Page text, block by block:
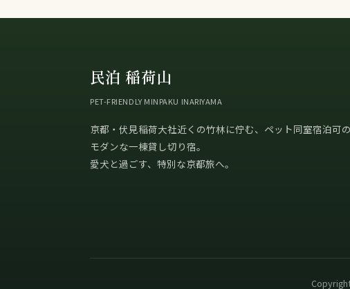
民泊 稲荷山
PET-FRIENDLY MINPAKU INARIYAMA
京都・伏見稲荷大社近くの竹林に佇む、ペット同室宿泊可
モダンな一棟貸し切り宿。
愛犬と過ごす、特別な京都旅へ。